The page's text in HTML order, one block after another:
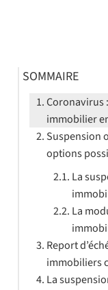
SOMMAIRE
Coronavirus
immobilier
Suspension
options
La
La
Report
immobiliers
La